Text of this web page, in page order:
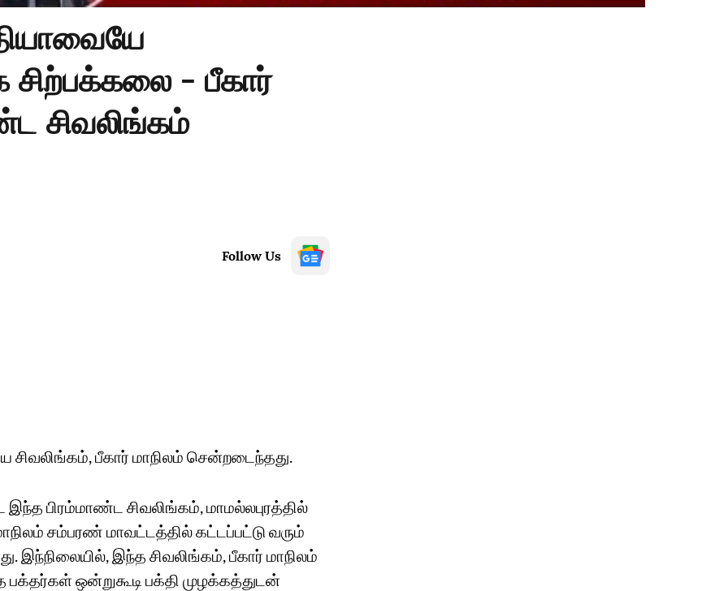
சிற்பக்கலை - பீகார்
சிவலிங்கம்
Follow Us
சிவலிங்கம், பீகார் மாநிலம் சென்றடைந்தது.
பிரம்மாண்ட சிவலிங்கம், மாமல்லபுரத்தில்
சம்பரண் மாவட்டத்தில் கட்டப்பட்டு வரும்
இந்நிலையில், இந்த சிவலிங்கம், பீகார் மாநிலம்
ஒன்றுகூடி பக்தி முழக்கத்துடன்